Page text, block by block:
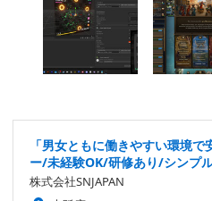
「男女ともに働きやすい環境
ー/未経験OK/研修あり/シンプ
株式会社SNJAPAN